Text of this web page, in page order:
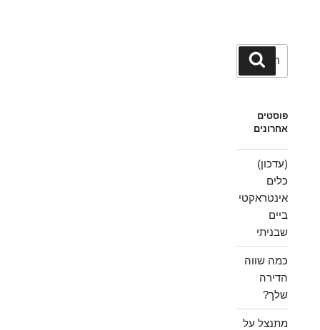
חפש: חיפוש
פוסטים
אחרונים
(עדכון)
כלים
אינטראקטי
ביים
שבניתי
כמה שווה
הדירה
שלך?
מתנצל על